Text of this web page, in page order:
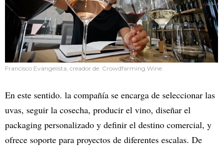
Francisco Evangelista, creador de Crowdfarming.Wine.
En este sentido. la compañía se encarga de seleccionar las
uvas, seguir la cosecha, producir el vino, diseñar el
packaging personalizado y definir el destino comercial, y
ofrece soporte para proyectos de diferentes escalas. De